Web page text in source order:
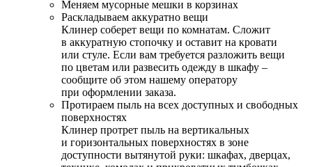
Меняем мусорные мешки в корзинах
Раскладываем аккуратно вещи
Клинер соберет вещи по комнатам. Сложит
в аккуратную стопочку и оставит на кровати
или стуле. Если вам требуется разложить вещи
по цветам или развесить одежду в шкафу –
сообщите об этом нашему оператору
при оформлении заказа.
Протираем пыль на всех доступных и свободных
поверхностях
Клинер протрет пыль на вертикальных
и горизонтальных поверхностях в зоне
доступности вытянутой руки: шкафах, дверцах,